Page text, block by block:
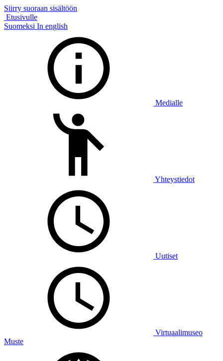
Siirry suoraan sisältöön
Etusivulle
Suomeksi In english
Medialle
Yhteystiedot
Uutiset
Virtuaalimuseo
Muste